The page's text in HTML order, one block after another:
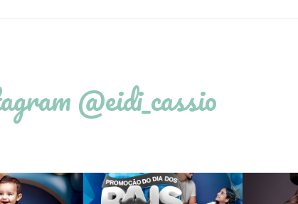
@eidi_cassio